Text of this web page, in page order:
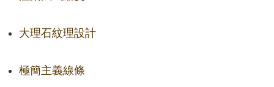
大理石紋理設計
極簡主義線條